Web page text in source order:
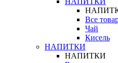
Все
Чай
Кисель
НАПИТКИ
НАПИТКИ